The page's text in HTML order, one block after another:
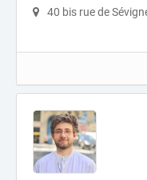
40 bis rue de